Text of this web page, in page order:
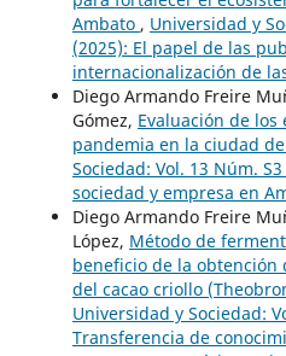
Ambato , Universidad y
(2025): El papel de las
internacionalización de
Diego Armando Freire
Gómez, Evaluación de
pandemia en la ciudad
Sociedad: Vol. 13 Núm.
sociedad y empresa en
Diego Armando Freire
López, Método de
beneficio de la
del cacao criollo
Universidad y Sociedad:
Transferencia de